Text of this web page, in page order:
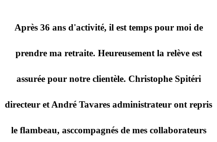
Après 36 ans d'activité, il est temps pour moi de
prendre ma retraite. Heureusement la relève est
assurée pour notre clientèle. Christophe Spitéri
directeur et André Tavares administrateur ont repris
le flambeau, asccompagnés de mes collaborateurs